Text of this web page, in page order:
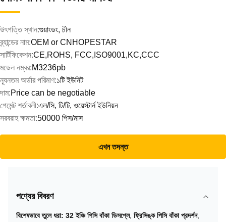
উৎপত্তি স্থান:গুয়াংডং, চীন
ব্র্যান্ডের নাম:OEM or CNHOPESTAR
সার্টিফিকেশন:CE,ROHS, FCC,ISO9001,KC,CCC
মডেল নম্বর:M3236pb
ন্যূনতম অর্ডার পরিমাণ:১টি ইউনিট
দাম:Price can be negotiable
পেমেন্ট শর্তাবলী:এল/সি, টি/টি, ওয়েস্টার্ন ইউনিয়ন
সরবরাহ ক্ষমতা:50000 পিস/মাস
এখন তদন্ত
পণ্যের বিবরণ
বিশেষভাবে তুলে ধরা: 32 ইঞ্চি পিসি বাঁকা ডিসপ্লে, ফ্রিসিঙ্ক পিসি বাঁকা প্রদর্শন,